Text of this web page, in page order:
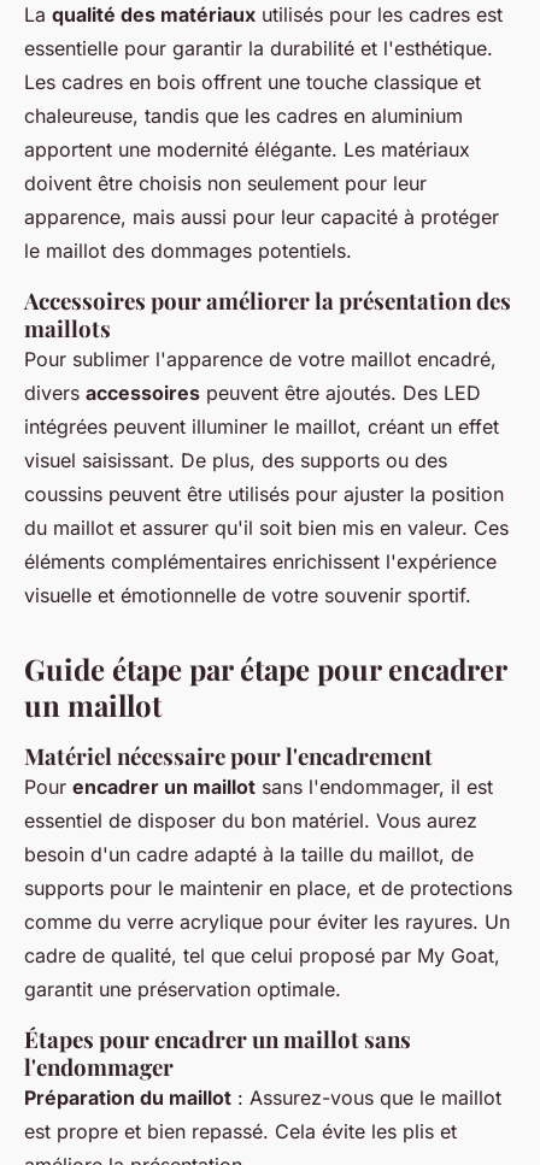
La qualité des matériaux utilisés pour les cadres est
essentielle pour garantir la durabilité et l'esthétique.
Les cadres en bois offrent une touche classique et
chaleureuse, tandis que les cadres en aluminium
apportent une modernité élégante. Les matériaux
doivent être choisis non seulement pour leur
apparence, mais aussi pour leur capacité à protéger
le maillot des dommages potentiels.
Accessoires pour améliorer la présentation des
maillots
Pour sublimer l'apparence de votre maillot encadré,
divers accessoires peuvent être ajoutés. Des LED
intégrées peuvent illuminer le maillot, créant un effet
visuel saisissant. De plus, des supports ou des
coussins peuvent être utilisés pour ajuster la position
du maillot et assurer qu'il soit bien mis en valeur. Ces
éléments complémentaires enrichissent l'expérience
visuelle et émotionnelle de votre souvenir sportif.
Guide étape par étape pour encadrer
un maillot
Matériel nécessaire pour l'encadrement
Pour encadrer un maillot sans l'endommager, il est
essentiel de disposer du bon matériel. Vous aurez
besoin d'un cadre adapté à la taille du maillot, de
supports pour le maintenir en place, et de protections
comme du verre acrylique pour éviter les rayures. Un
cadre de qualité, tel que celui proposé par My Goat,
garantit une préservation optimale.
Étapes pour encadrer un maillot sans
l'endommager
Préparation du maillot : Assurez-vous que le maillot
est propre et bien repassé. Cela évite les plis et